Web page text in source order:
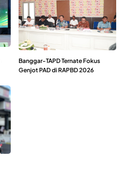
Banggar-TAPD Ternate Fokus
Genjot PAD di RAPBD 2026